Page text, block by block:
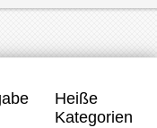
2
Grad
Phasen
Grad
Phasen Nm
Heiße
Kategorien